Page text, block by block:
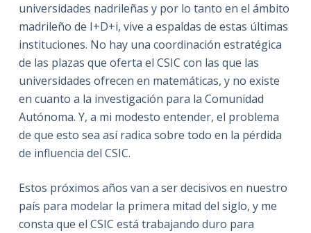
universidades nadrileñas y por lo tanto en el ámbito
madrileño de I+D+i, vive a espaldas de estas últimas
instituciones. No hay una coordinación estratégica
de las plazas que oferta el CSIC con las que las
universidades ofrecen en matemáticas, y no existe
en cuanto a la investigación para la Comunidad
Autónoma. Y, a mi modesto entender, el problema
de que esto sea así radica sobre todo en la pérdida
de influencia del CSIC.
Estos próximos años van a ser decisivos en nuestro
país para modelar la primera mitad del siglo, y me
consta que el CSIC está trabajando duro para